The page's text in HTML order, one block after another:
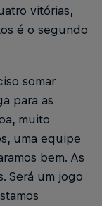
vitórias,
é o segundo
somar
para as
muito
uma equipe
bem. As
Será um jogo